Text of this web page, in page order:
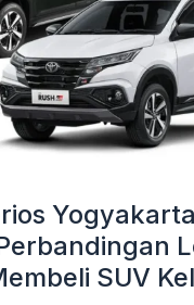
SUV